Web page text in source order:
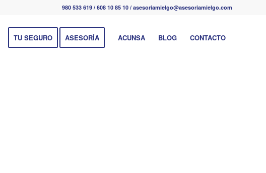
980 533 619 / 608 10 85 10 / asesoriamielgo@asesoriamielgo.com
TU SEGURO ASESORÍA ACUNSA BLOG CONTACTO